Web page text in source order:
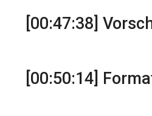
[00:47:38]
[00:50:14]